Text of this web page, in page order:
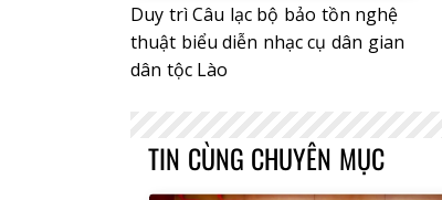
Duy trì Câu lạc bộ bảo tồn nghệ
thuật biểu diễn nhạc cụ dân gian
dân tộc Lào
TIN CÙNG CHUYÊN MỤC